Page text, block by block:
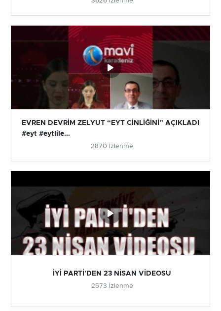
EVREN DEVRİM ZELYUT “EYT CİNLİĞİNİ” AÇIKLADI
#eyt #eytlile...
2870 İzlenme
İYİ PARTİ'DEN 23 NİSAN VİDEOSU
2573 İzlenme